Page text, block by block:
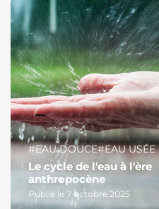
#EAU DOUCE#EAU USÉE
Le cycle de l'eau à l'ère
anthropocène
Publié le 7 octobre 2025